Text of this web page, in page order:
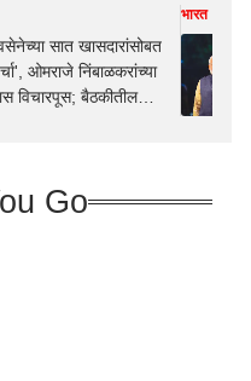
सात खासदारांसोबत
ओमराजे निंबाळकरांच्या
विचारपूस; बैठकीतील
भारत
Go